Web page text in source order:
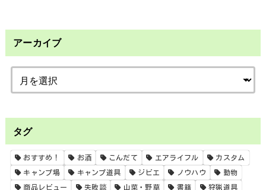
アーカイブ
タグ
おすすめ！ お酒 こんだて エアライフル カスタム
キャンプ場 キャンプ道具 ジビエ ノウハウ 動物
商品レビュー 失敗談 山菜・野草 書籍 狩猟道具